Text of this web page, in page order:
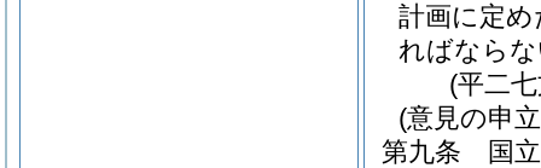
計画に定
ればなら
(平二
(意見の申
第九条
国